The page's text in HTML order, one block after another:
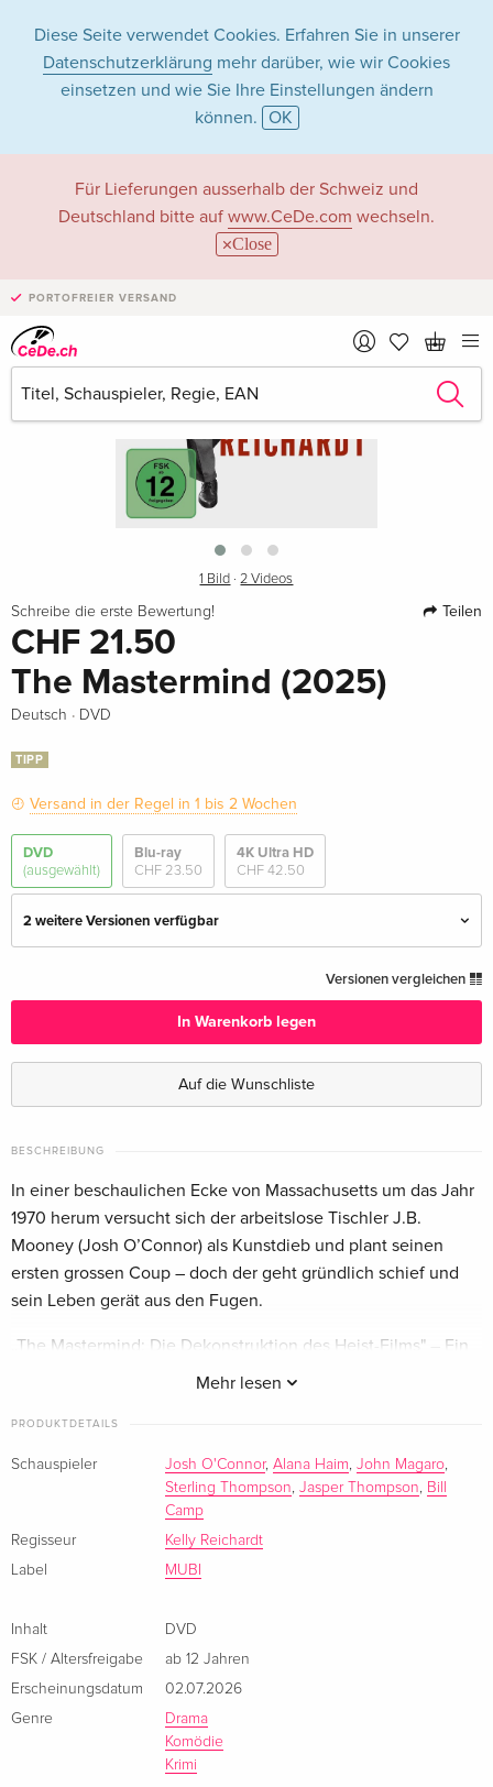
Diese Seite verwendet Cookies. Erfahren Sie in unserer
Datenschutzerklärung mehr darüber, wie wir Cookies
einsetzen und wie Sie Ihre Einstellungen ändern
können. OK
Für Lieferungen ausserhalb der Schweiz und
Deutschland bitte auf www.CeDe.com wechseln.
Close
PORTOFREIER VERSAND
›
1 Bild ·2 Videos
Schreibe die erste Bewertung! Teilen
CHF 21.50
The Mastermind (2025)
Deutsch · DVD
TIPP
Versand in der Regel in 1 bis 2 Wochen
DVD
(ausgewählt)
Blu-ray
CHF 23.50
4K Ultra HD
CHF 42.50
2 weitere Versionen verfügbar
CHF 21.50
Englisch · US Version
Versionen vergleichen
In Warenkorb legen
Auf die Wunschliste
BESCHREIBUNG
Mehr lesen
In einer beschaulichen Ecke von Massachusetts um das Jahr
1970 herum versucht sich der arbeitslose Tischler J.B.
Mooney (Josh O’Connor) als Kunstdieb und plant seinen
ersten grossen Coup – doch der geht gründlich schief und
sein Leben gerät aus den Fugen.
„The Mastermind: Die Dekonstruktion des Heist-Films" – Ein
PRODUKTDETAILS
Schauspieler Josh O'Connor, Alana Haim, John Magaro,
Sterling Thompson, Jasper Thompson, Bill
Camp
Regisseur
Kelly Reichardt
Label
MUBI
Inhalt
DVD
FSK / Altersfreigabe
ab 12 Jahren
Erscheinungsdatum
02.07.2026
Genre
Drama
Komödie
Krimi